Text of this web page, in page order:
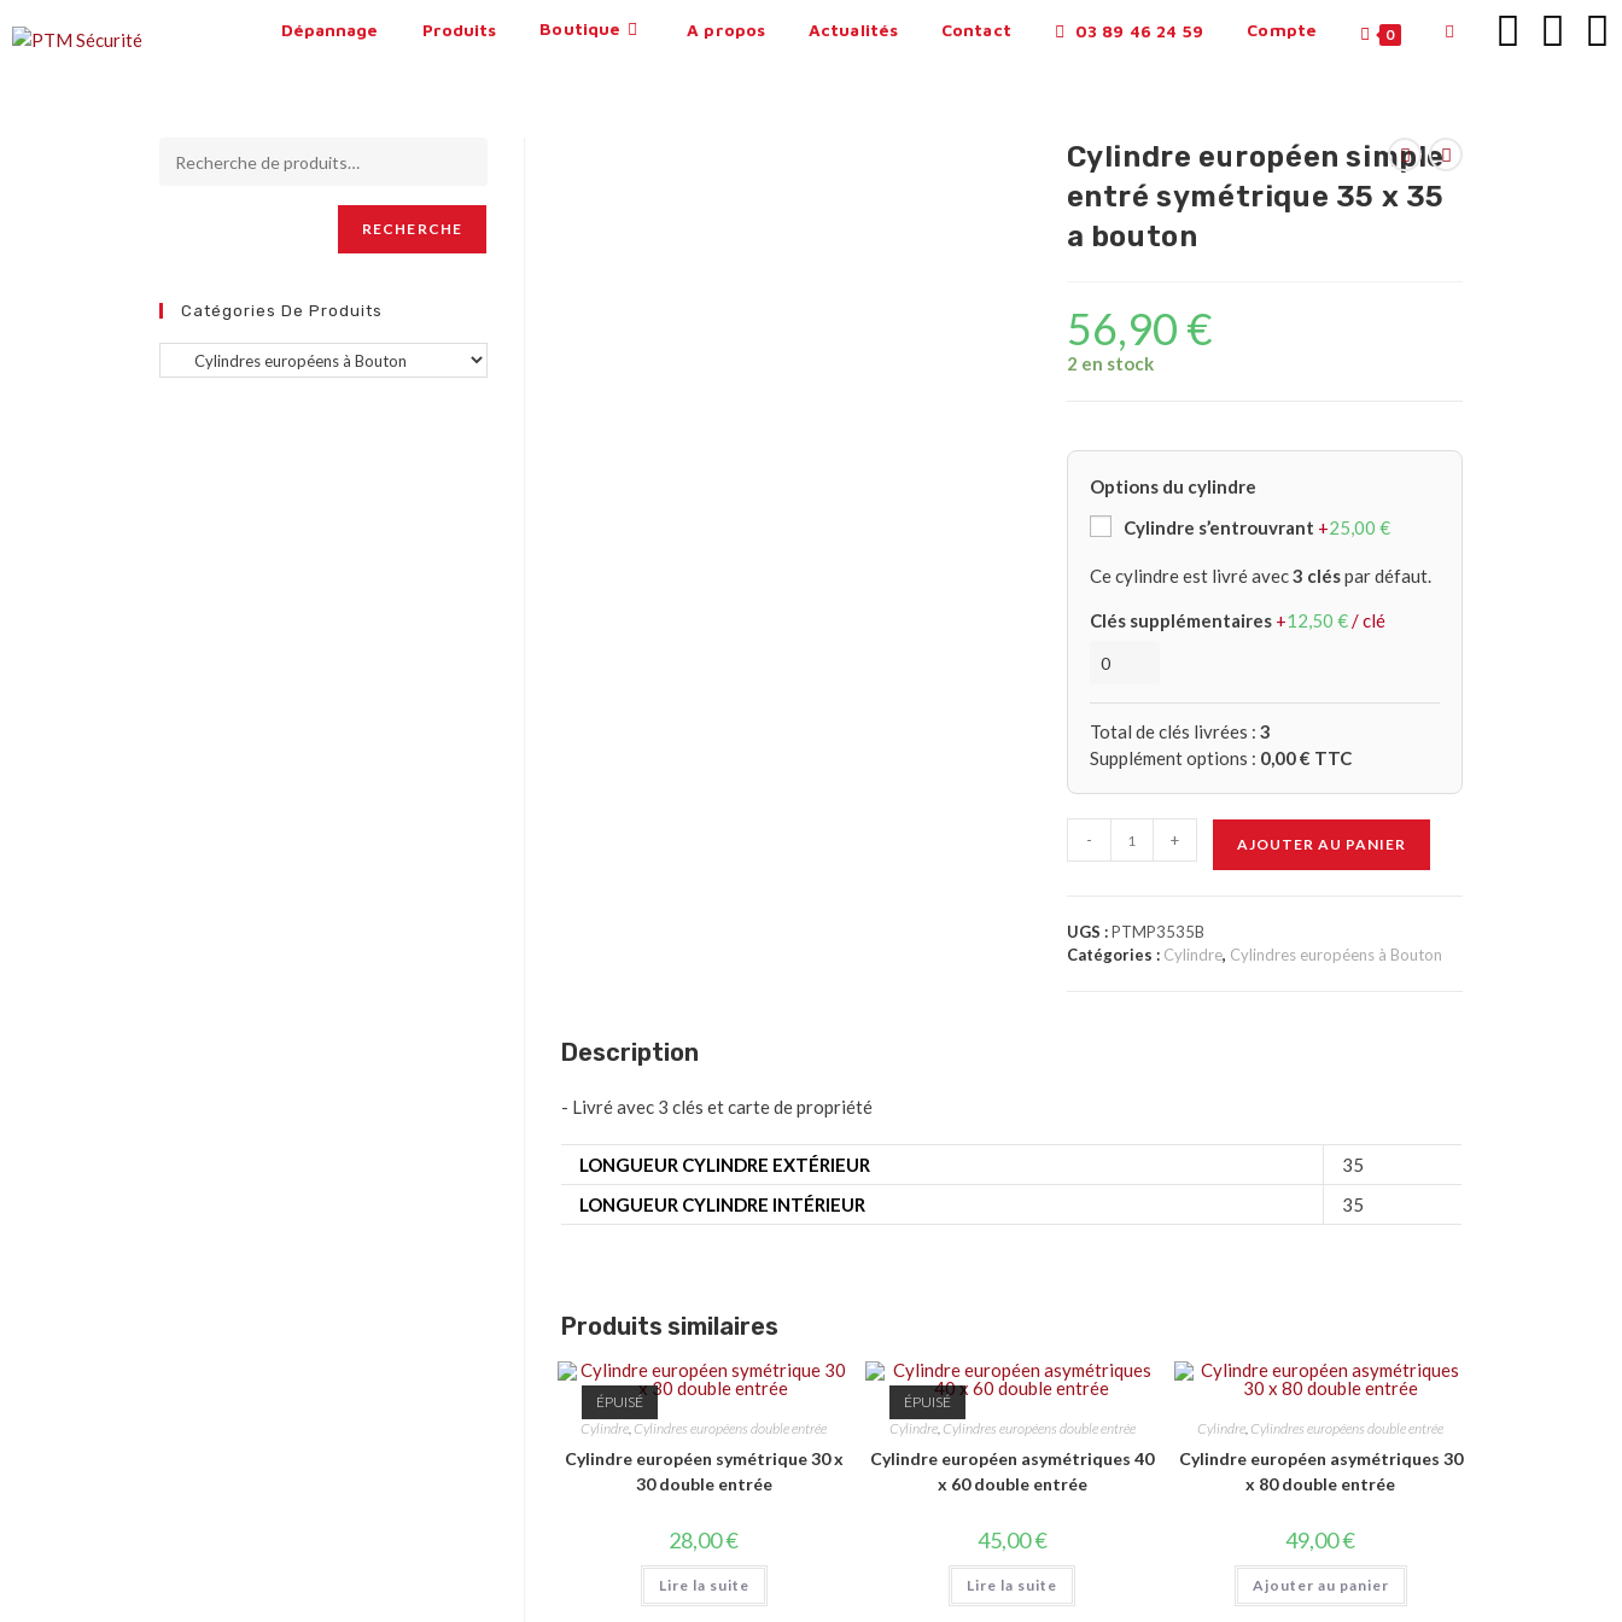
Dépannage Produits Boutique A propos Actualités Contact 03 89 46 24 59 Compte 0
Cylindre européen simple
entré symétrique 35 x 35
a bouton
56,90 €
2 en stock
Options du cylindre
Cylindre s’entrouvrant +25,00 €
Ce cylindre est livré avec3 cléspar défaut.
Clés supplémentaires +12,50 €/ clé
Total de clés livrées : 3
Supplément options : 0,00€ TTC
- + AJOUTER AU PANIER
UGS :PTMP3535B
Catégories : Cylindre, Cylindres européens à Bouton
Description
- Livré avec 3 clés et carte de propriété
LONGUEUR CYLINDRE EXTÉRIEUR
35
LONGUEUR CYLINDRE INTÉRIEUR
35
Produits similaires
ÉPUISÉ
Cylindre, Cylindres européens double entrée
Cylindre européen symétrique 30 x
30 double entrée
28,00€
Lire la suite
ÉPUISÉ
Cylindre, Cylindres européens double entrée
Cylindre européen asymétriques 40
x 60 double entrée
45,00€
Lire la suite
Cylindre, Cylindres européens double entrée
Cylindre européen asymétriques 30
x 80 double entrée
49,00€
Ajouter au panier
RECHERCHE
Catégories De Produits